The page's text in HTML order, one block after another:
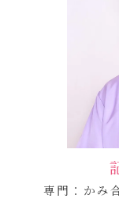
専門：かみ